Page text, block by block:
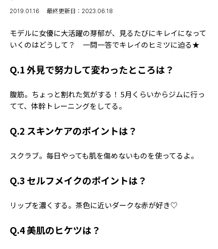
TikTok
Instagram
YouTube
FORTUNE
MISS SEVENTEEN
ミスセブンティーンニュース
MAGAZINE
バックナンバー
INFORMATION
Seventeenについて
Follow us
ST member
2019.01.16 最終更新日：2023.06.18
モデルに女優に大活躍の芽郁が、見るたびにキレイになって
いくのはどうして？ 一問一答でキレイのヒミツに迫る★
Q.1 外見で努力して変わったところは？
腹筋。ちょっと割れた気がする！ 5月くらいからジムに行っ
てて、体幹トレーニングをしてる。
Q.2 スキンケアのポイントは？
スクラブ。毎日やっても肌を傷めないものを使ってるよ。
Q.3 セルフメイクのポイントは？
リップを濃くする。茶色に近いダークな赤が好き♡
Q.4 美肌のヒケツは？